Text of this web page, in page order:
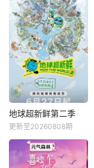
地球超新鲜第二季
更新至20260808期